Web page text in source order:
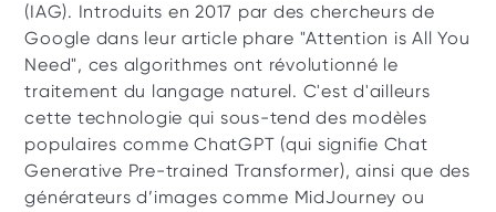
(IAG). Introduits en 2017 par des chercheurs de
Google dans leur article phare "Attention is All You
Need", ces algorithmes ont révolutionné le
traitement du langage naturel. C'est d'ailleurs
cette technologie qui sous-tend des modèles
populaires comme ChatGPT (qui signifie Chat
Generative Pre-trained Transformer), ainsi que des
générateurs d’images comme MidJourney ou